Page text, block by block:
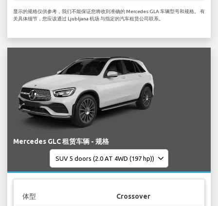
显示的规格仅供参考，我们不能保证您将收到准确的 Mercedes GLA 车辆型号和规格。 有
关具体细节，您应该通过 Ljubljana 机场 与指定的汽车租赁公司联系。
Mercedes GLC 租赁车辆 - 规格
体型 Crossover